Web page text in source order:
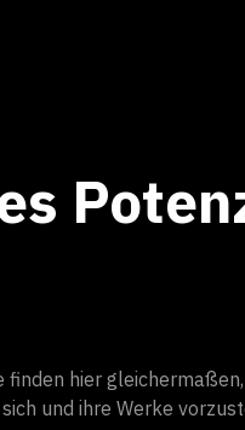
finden hier
und ihre Werke